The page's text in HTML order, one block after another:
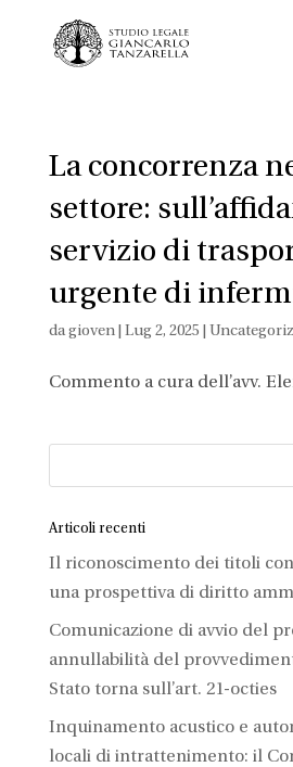
La concorrenza
settore:
servizio di
urgente di
dagioven| Lug 2, 2025
Commento a cura dell’avv.
Articoli recenti
Il riconoscimento dei titoli
una prospettiva di diritto
Comunicazione di avvio del
annullabilità del
Stato torna sull’art. 21-octies
Inquinamento acustico e
locali di intrattenimento: il